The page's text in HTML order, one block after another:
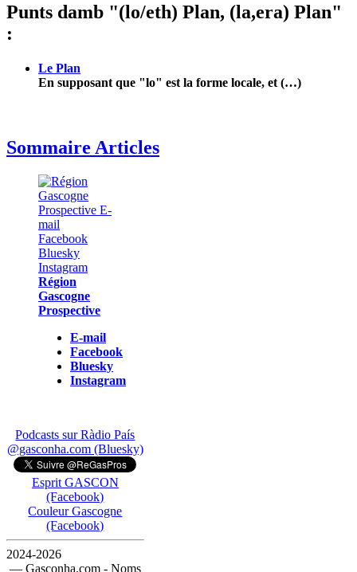
Punts damb "(lo/eth) Plan, (la,era) Plan"
:
Le Plan
En supposant que "lo" est la forme locale, et (…)
Sommaire Articles
Région
Gascogne
Prospective
E-mail
Facebook
Bluesky
Instagram
Podcasts sur Ràdio País
@gasconha.com (Bluesky)
Esprit GASCON
(Facebook)
Couleur Gascogne
(Facebook)
2024-2026
— Gasconha.com - Noms